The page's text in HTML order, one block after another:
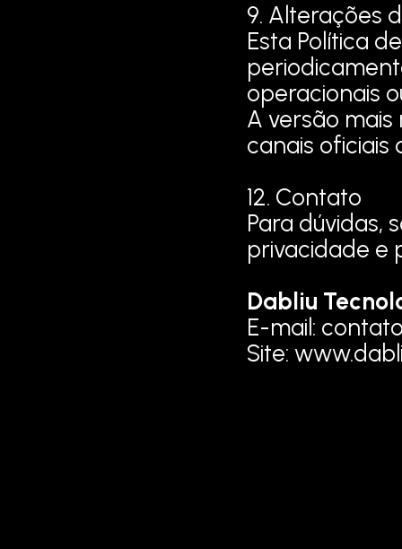
9. Alterações
Esta Política
operacionais
A versão
canais oficiais
12. Contato
Para dúvidas,
privacidade e
Dabliu
E-mail:
Site: